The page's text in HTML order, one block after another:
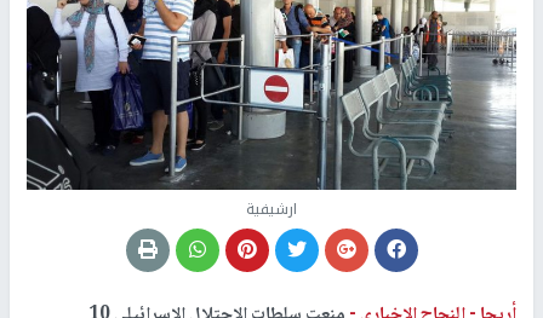
ارشيفية